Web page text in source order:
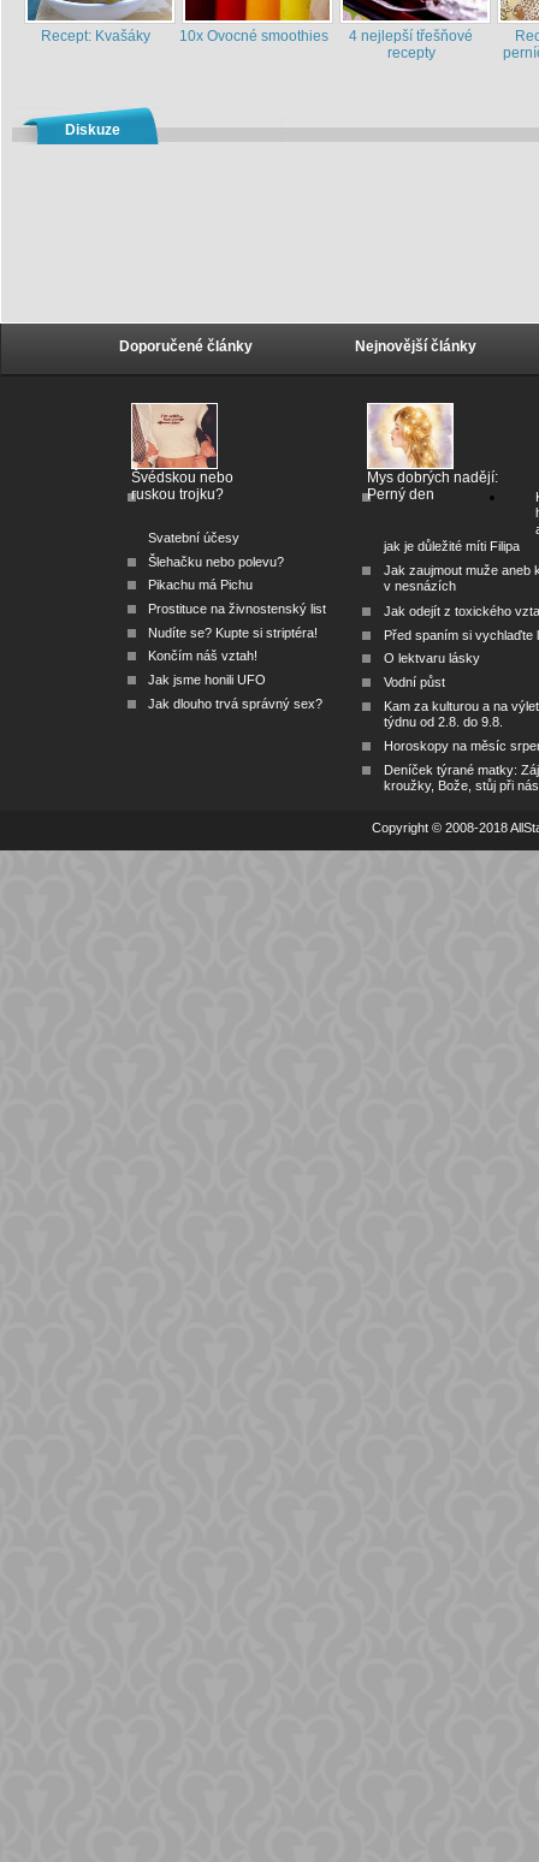
Recept: Kvašáky 10x Ovocné smoothies
4 nejlepší třešňové
recepty
Diskuze
Doporučené články
Švédskou nebo
ruskou trojku?
Svatební účesy
Šlehačku nebo polevu?
Pikachu má Pichu
Prostituce na živnostenský list
Nudíte se? Kupte si striptéra!
Končím náš vztah!
Jak jsme honili UFO
Jak dlouho trvá správný sex?
Nejnovější články
Mys dobrých nadějí:
Perný den
jak je důležité míti Filipa
Jak zaujmout muže aneb
v nesnázích
Jak odejít z toxického
Před spaním si vychlaďte
O lektvaru lásky
Vodní půst
Kam za kulturou a na
týdnu od 2.8. do 9.8.
Horoskopy na měsíc
Deníček týrané matky:
kroužky, Bože, stůj při nás
Copyright © 2008-2018